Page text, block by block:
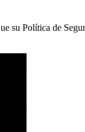
su Política de